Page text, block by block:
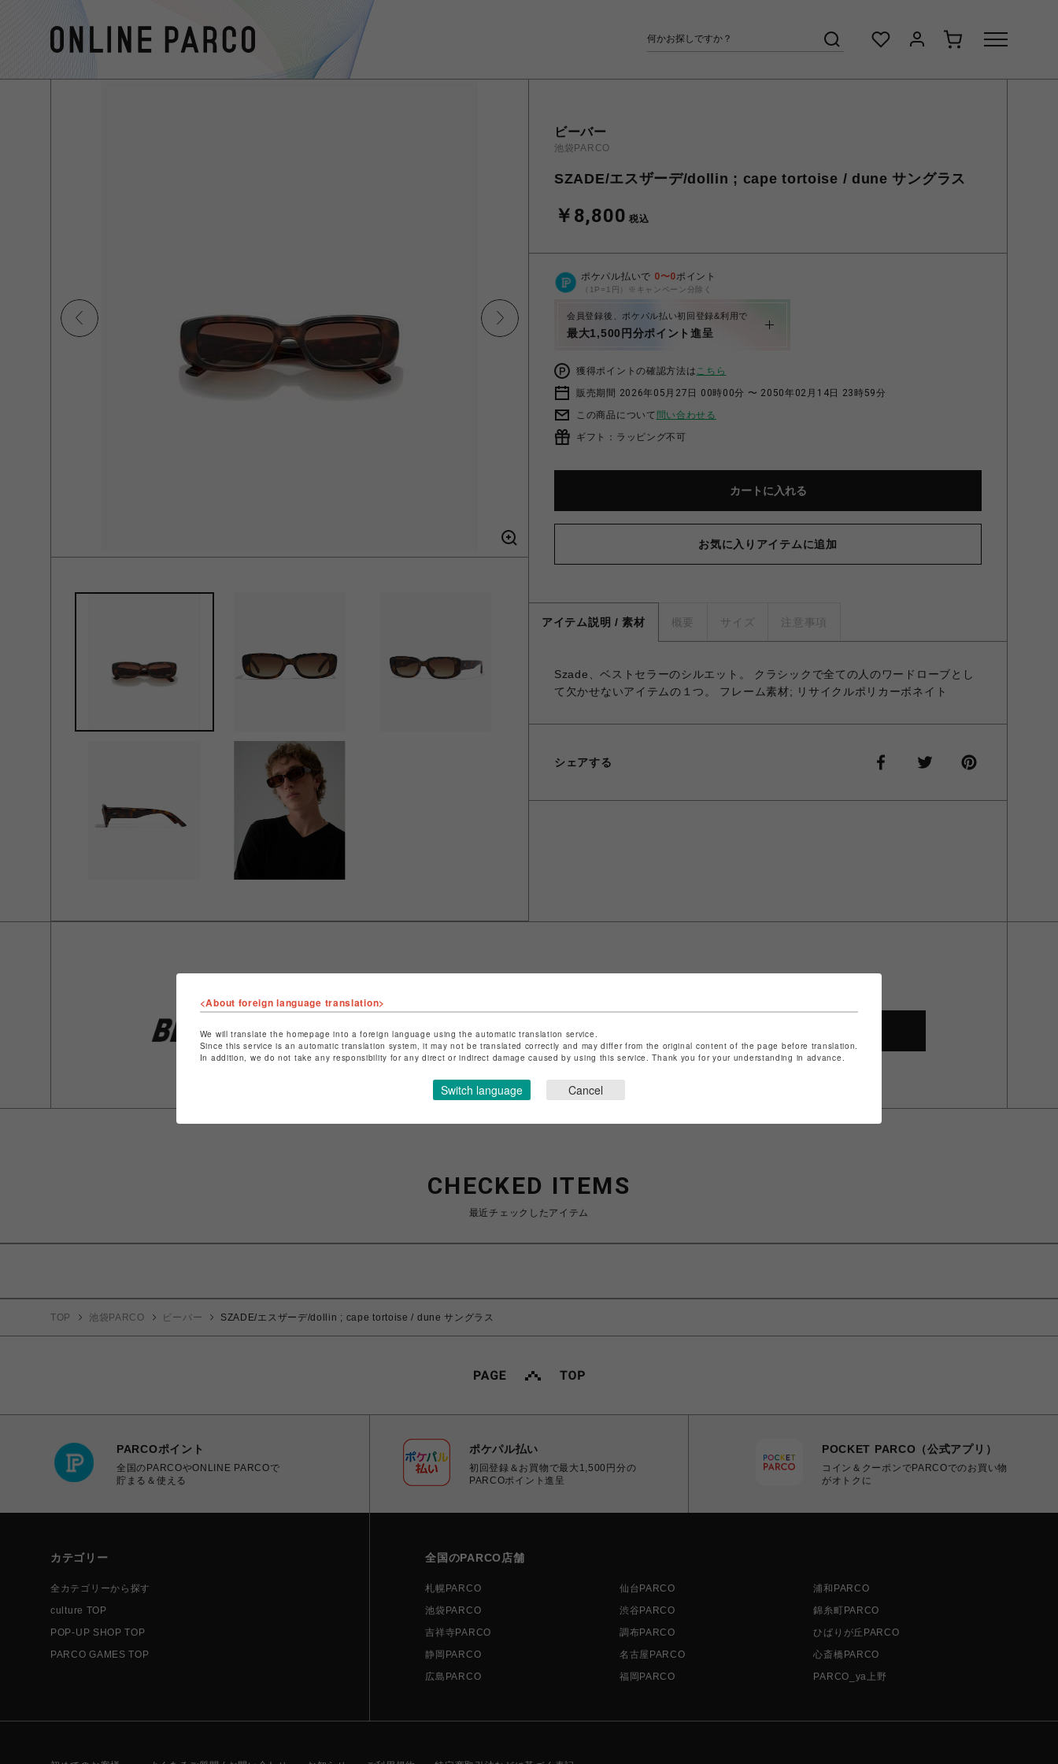
ビーバー
池袋PARCO
SZADE/エスザーデ/dollin ; cape tortoise / dune サングラス
￥8,800 税込
ポケパル払いで 0〜0ポイント
（1P=1円）※キャンペーン分除く
会員登録後、ポケパル払い初回登録&利用で
最大1,500円分ポイント進呈
獲得ポイントの確認方法はこちら
販売期間 2026年05月27日 00時00分 〜 2050年02月14日 23時59分
この商品について 問い合わせる
ギフト：ラッピング不可
カートに入れる
お気に入りアイテムに追加
アイテム説明 / 素材 概要 サイズ 注意事項
Szade、ベストセラーのシルエット。 クラシックで全ての人のワードローブとし
て欠かせないアイテムの１つ。 フレーム素材; リサイクルポリカーボネイト
シェアする
店舗名
池袋PARCO
特定商取引法など法令に基づく表記はこちら
CHECKED ITEMS
最近チェックしたアイテム
TOP 池袋PARCO ビーバー SZADE/エスザーデ/dollin ; cape tortoise / dune サングラス
PARCOポイント
全国のPARCOやONLINE PARCOで
貯まる＆使える
ポケパル払い
初回登録＆お買物で最大1,500円分の
PARCOポイント進呈
POCKET PARCO（公式アプリ）
コイン＆クーポンでPARCOでのお買い物
がオトクに
カテゴリー
全カテゴリーから探す
culture TOP
POP-UP SHOP TOP
PARCO GAMES TOP
全国のPARCO店舗
札幌PARCO 仙台PARCO
浦和PARCO
池袋PARCO
渋谷PARCO
錦糸町PARCO
吉祥寺PARCO
調布PARCO
ひばりが丘PARCO
静岡PARCO
名古屋PARCO
心斎橋PARCO
広島PARCO
福岡PARCO PARCO_ya上野
<About foreign language translation>
We will translate the homepage into a foreign language using the automatic translation service.
Since this service is an automatic translation system, it may not be translated correctly and may differ from the original content of the page before translation.
In addition, we do not take any responsibility for any direct or indirect damage caused by using this service. Thank you for your understanding in advance.
Switch language Cancel